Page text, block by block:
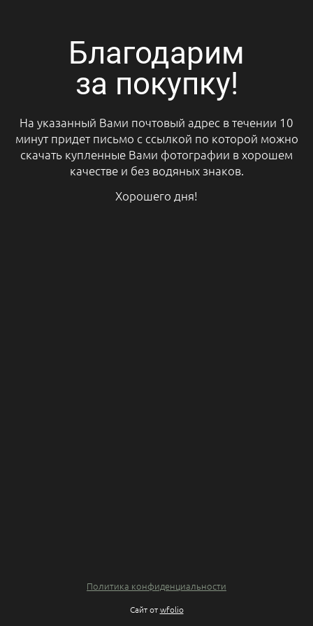
Благодарим
за покупку!
На указанный Вами почтовый адрес в течении 10
минут придет письмо с ссылкой по которой можно
скачать купленные Вами фотографии в хорошем
качестве и без водяных знаков.
Хорошего дня!
Политика конфиденциальности
Сайт отwfolio